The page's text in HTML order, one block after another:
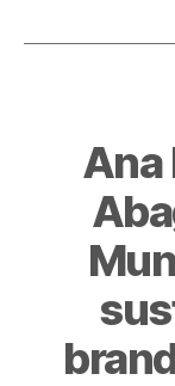
Ana